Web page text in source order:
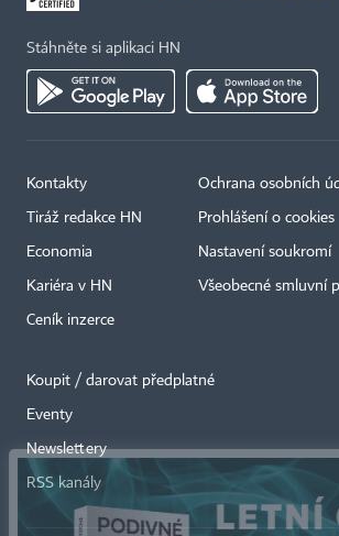
Stáhněte si aplikaci HN
Kontakty
Tiráž redakce HN
Economia
Kariéra v HN
Ceník inzerce
Ochrana osobních
Prohlášení o cookies
Nastavení soukromí
Všeobecné smluvní
Koupit / darovat předplatné
Eventy
Newslettery
RSS kanály